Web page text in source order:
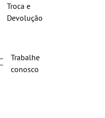
Troca e
Devolução
Trabalhe
conosco